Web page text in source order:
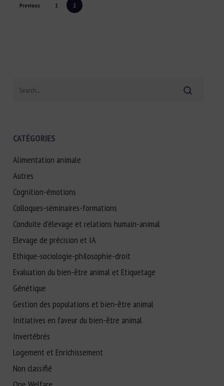
Previous 1 2
CATÉGORIES
Alimentation animale
Autres
Cognition-émotions
Colloques-séminaires-formations
Conduite d'élevage et relations humain-animal
Elevage de précision et IA
Ethique-sociologie-philosophie-droit
Evaluation du bien-être animal et Etiquetage
Génétique
Gestion des populations et bien-être animal
Initiatives en faveur du bien-être animal
Invertébrés
Logement et Enrichissement
Non classifié